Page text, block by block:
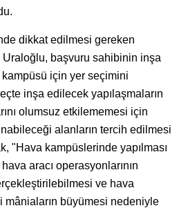
dikkat edilmesi gereken
Uraloğlu, başvuru sahibinin inşa
kampüsü için yer seçimini
inşa edilecek yapılaşmaların
olumsuz etkilememesi için
alanların tercih edilmesi
"Hava kampüslerinde yapılması
aracı operasyonlarının
ve hava
mâniaların büyümesi nedeniyle